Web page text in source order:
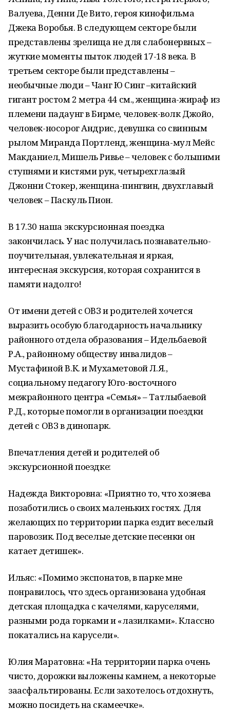
Валуева, Денни Де Вито, героя кинофильма
Джека Воробья. В следующем секторе были
представлены зрелища не для слабонервных –
жуткие моменты пыток людей 17-18 века. В
третьем секторе были представлены –
необычные люди – Чанг Ю Синг –китайский
гигант ростом 2 метра 44 см., женщина-жираф из
племени падаунг в Бирме, человек-волк Джойо,
человек-носорог Андрис, девушка со свинным
рылом Миранда Портленд, женщина-мул Мейс
Макданиел, Мишель Ривье – человек с большими
ступнями и кистями рук, четырехглазый
Джонни Стокер, женщина-пингвин, двухглавый
человек – Паскуль Пион.
В 17.30 наша экскурсионная поездка
закончилась. У нас получилась познавательно-
поучительная, увлекательная и яркая,
интересная экскурсия, которая сохранится в
памяти надолго!
От имени детей с ОВЗ и родителей хочется
выразить особую благодарность начальнику
районного отдела образования – Идельбаевой
Р.А., районному обществу инвалидов –
Мустафиной В.К. и Мухаметовой Л.Я.,
социальному педагогу Юго-восточного
межрайонного центра «Семья» – Татлыбаевой
Р.Д., которые помогли в организации поездки
детей с ОВЗ в динопарк.
Впечатления детей и родителей об
экскурсионной поездке:
Надежда Викторовна: «Приятно то, что хозяева
позаботились о своих маленьких гостях. Для
желающих по территории парка ездит веселый
паровозик. Под веселые детские песенки он
катает детишек».
Ильяс: «Помимо экспонатов, в парке мне
понравилось, что здесь организована удобная
детская площадка с качелями, каруселями,
разными рода горками и «лазилками». Классно
покатались на карусели».
Юлия Маратовна: «На территории парка очень
чисто, дорожки выложены камнем, а некоторые
заасфальтированы. Если захотелось отдохнуть,
можно посидеть на скамеечке».